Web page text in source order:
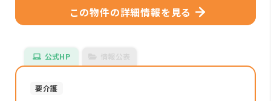
この物件の詳細情報を見る
公式HP
要介護